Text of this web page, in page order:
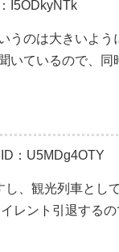
I5ODkyNTk
うのは大きいよう
ているので、同
ID：U5MDg4OTY
、観光列車とし
レント引退するの